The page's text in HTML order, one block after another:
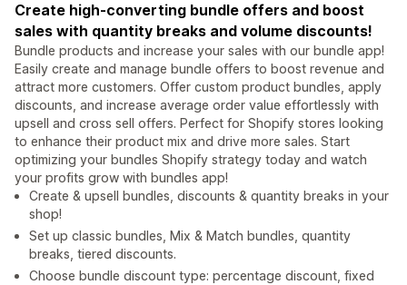
Create high-converting bundle offers and boost
sales with quantity breaks and volume discounts!
Bundle products and increase your sales with our bundle app!
Easily create and manage bundle offers to boost revenue and
attract more customers. Offer custom product bundles, apply
discounts, and increase average order value effortlessly with
upsell and cross sell offers. Perfect for Shopify stores looking
to enhance their product mix and drive more sales. Start
optimizing your bundles Shopify strategy today and watch
your profits grow with bundles app!
Create & upsell bundles, discounts & quantity breaks in your
shop!
Set up classic bundles, Mix & Match bundles, quantity
breaks, tiered discounts.
Choose bundle discount type: percentage discount, fixed